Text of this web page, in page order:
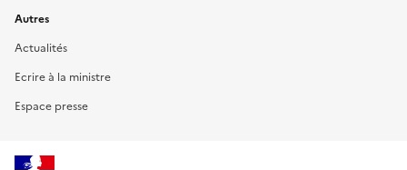
Autres
Actualités
Ecrire à la ministre
Espace presse